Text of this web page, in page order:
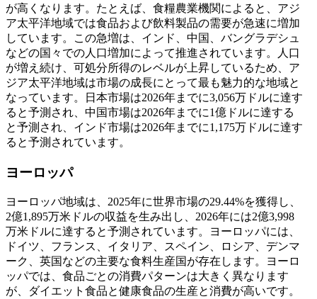
が高くなります。たとえば、食糧農業機関によると、アジ
ア太平洋地域では食品および飲料製品の需要が急速に増加
しています。この急増は、インド、中国、バングラデシュ
などの国々での人口増加によって推進されています。人口
が増え続け、可処分所得のレベルが上昇しているため、ア
ジア太平洋地域は市場の成長にとって最も魅力的な地域と
なっています。日本市場は2026年までに3,056万ドルに達す
ると予測され、中国市場は2026年までに1億ドルに達する
と予測され、インド市場は2026年までに1,175万ドルに達す
ると予測されています。
ヨーロッパ
ヨーロッパ地域は、2025年に世界市場の29.44%を獲得し、
2億1,895万米ドルの収益を生み出し、2026年には2億3,998
万米ドルに達すると予測されています。ヨーロッパには、
ドイツ、フランス、イタリア、スペイン、ロシア、デンマ
ーク、英国などの主要な食料生産国が存在します。ヨーロ
ッパでは、食品ごとの消費パターンは大きく異なります
が、ダイエット食品と健康食品の生産と消費が高いです。